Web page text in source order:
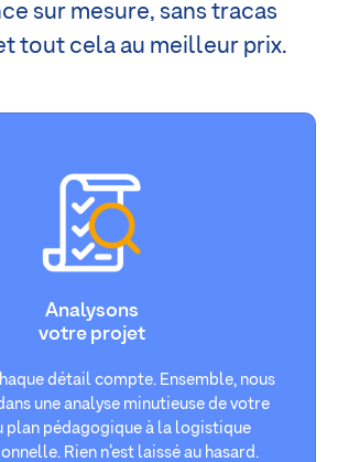
sur mesure, sans tracas
tout cela au meilleur prix.
Analysons
votre projet
détail compte. Ensemble, nous
une analyse minutieuse de votre
plan pédagogique à la logistique
Rien n’est laissé au hasard.